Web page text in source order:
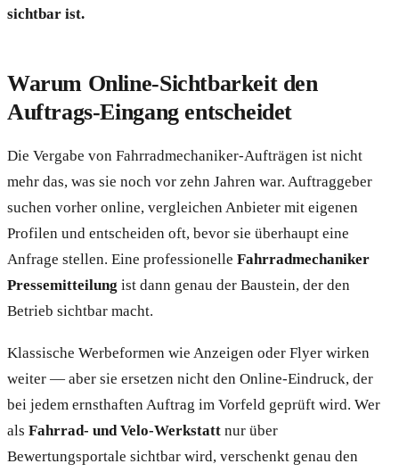
sichtbar ist.
Warum Online-Sichtbarkeit den
Auftrags-Eingang entscheidet
Die Vergabe von Fahrradmechaniker-Aufträgen ist nicht
mehr das, was sie noch vor zehn Jahren war. Auftraggeber
suchen vorher online, vergleichen Anbieter mit eigenen
Profilen und entscheiden oft, bevor sie überhaupt eine
Anfrage stellen. Eine professionelle Fahrradmechaniker
Pressemitteilung ist dann genau der Baustein, der den
Betrieb sichtbar macht.
Klassische Werbeformen wie Anzeigen oder Flyer wirken
weiter — aber sie ersetzen nicht den Online-Eindruck, der
bei jedem ernsthaften Auftrag im Vorfeld geprüft wird. Wer
als Fahrrad- und Velo-Werkstatt nur über
Bewertungsportale sichtbar wird, verschenkt genau den